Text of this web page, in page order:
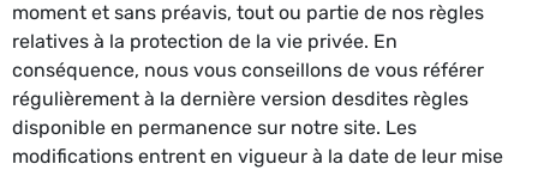
moment et sans préavis, tout ou partie de nos règles
relatives à la protection de la vie privée. En
conséquence, nous vous conseillons de vous référer
régulièrement à la dernière version desdites règles
disponible en permanence sur notre site. Les
modifications entrent en vigueur à la date de leur mise